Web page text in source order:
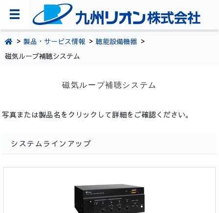
TOPページ
会社案内
採用情報
お問い合わせ
092-281-5361
製品・サービス情報
聴能設備機器
磁気ループ補聴システム
磁気ループ補聴システム
写真または製品名をクリックして詳細をご確認ください。
システムラインアップ